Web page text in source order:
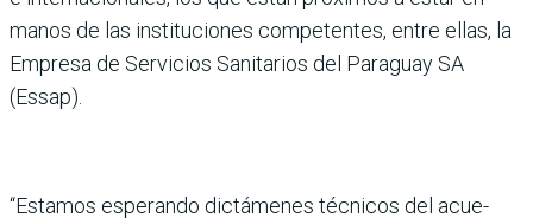
manos de las insti­tuciones competentes, entre ellas, la
Empresa de Servicios Sanitarios del Paraguay SA
(Essap).
“Estamos esperando dic­támenes técnicos del acue­